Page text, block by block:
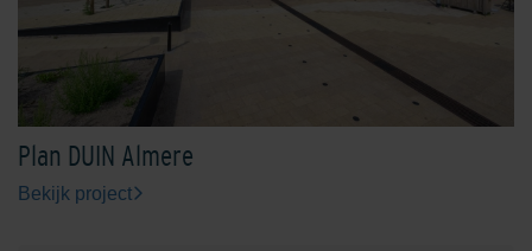
Geel Grafiet
Plan DUIN Almere
Bekijk project